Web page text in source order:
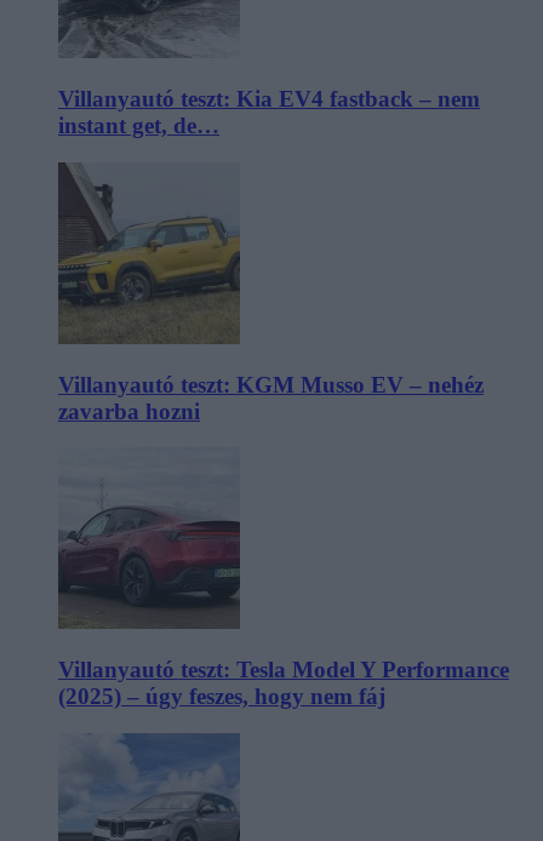
Villanyautó teszt: Kia EV4 fastback – nem
instant get, de…
Villanyautó teszt: KGM Musso EV – nehéz
zavarba hozni
Villanyautó teszt: Tesla Model Y Performance
(2025) – úgy feszes, hogy nem fáj